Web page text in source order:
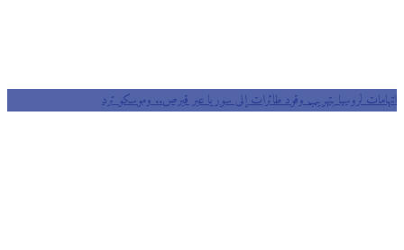
اتهامات لروسيا بتهريب وقود طائرات إلى سوريا عبر قبرص.. وموسكو ترد